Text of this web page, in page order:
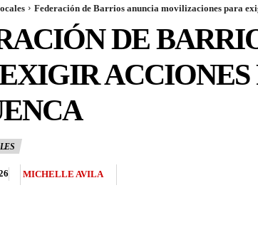
Federación de Barrios anuncia movilizaciones para
DE
MICHELLE AVILA